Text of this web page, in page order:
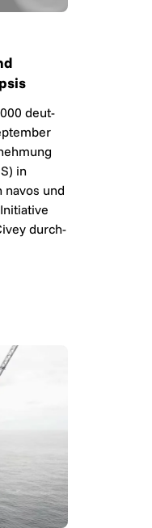
deut­
in
navos und
durch­